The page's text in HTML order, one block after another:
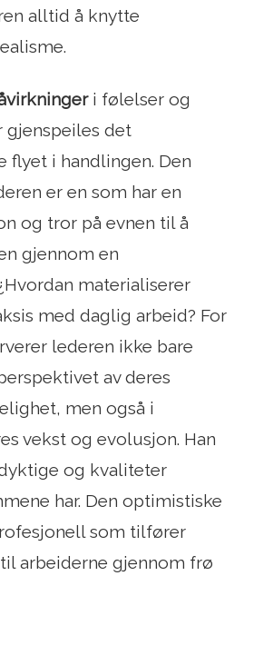
alltid å knytte
i følelser og
gjenspeiles det
flyet i handlingen. Den
er en som har en
og tror på evnen til å
gjennom en
materialiserer
med daglig arbeid? For
lederen ikke bare
av deres
men også i
vekst og evolusjon. Han
og kvaliteter
har. Den optimistiske
som tilfører
arbeiderne gjennom frø